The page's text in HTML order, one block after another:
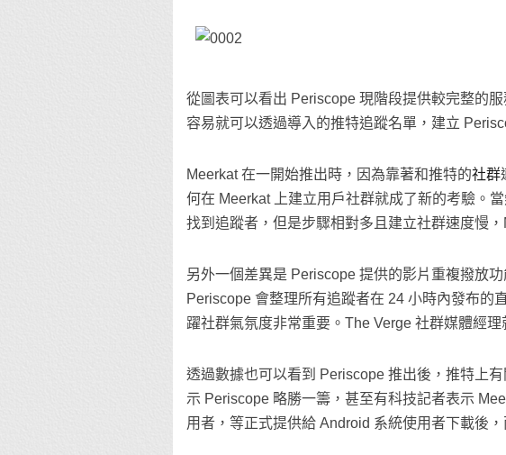
從圖表可以看出 Periscope 現階段提供較完整的
容易就可以透過導入的推特追蹤名單，建立
Meerkat 在一開始推出時，因為靠著和推特的社群
何在 Meerkat 上建立用戶社群就成了新的考驗。
找到追蹤者，但是步驟相對多且建立社群速度慢
另外一個差異是 Periscope 提供的影片重複撥放
Periscope 會整理所有追蹤者在 24 小時內發布的
躍社群氣氛度非常重要。The Verge 社群媒體經
透過數據也可以看到 Periscope 推出後，推特上
示 Periscope 略勝一籌，甚至有科技記者表示
用者，等正式提供給 Android 系統使用者下載後